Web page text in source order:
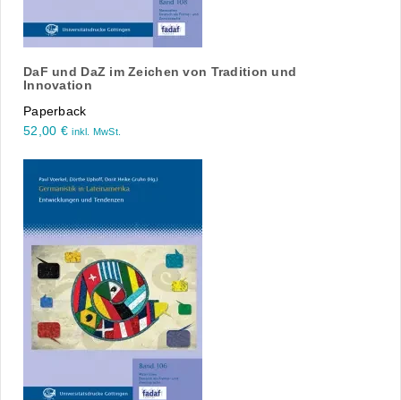
DaF und DaZ im Zeichen von Tradition und
Innovation
Paperback
52,00 € inkl. MwSt.